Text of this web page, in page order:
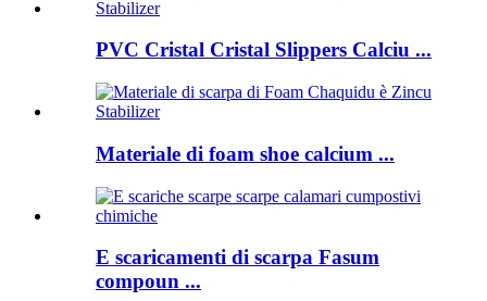
PVC Cristal Cristal Slippers Calciu ...
Materiale di foam shoe calcium ...
E scaricamenti di scarpa Fasum
compoun ...